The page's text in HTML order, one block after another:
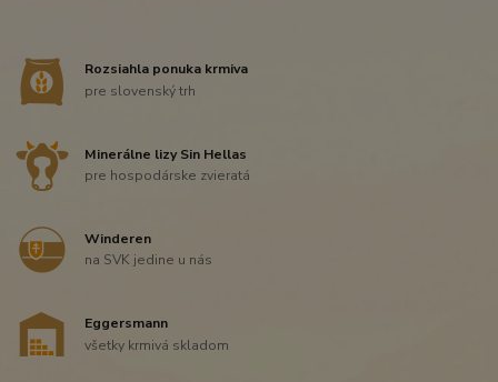
Rozsiahla ponuka krmiva
pre slovenský trh
Minerálne lizy Sin Hellas
pre hospodárske zvieratá
Winderen
na SVK jedine u nás
Eggersmann
všetky krmivá skladom